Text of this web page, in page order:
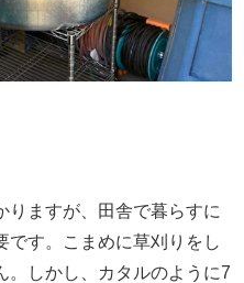
りますが、田舎で暮らすに
です。こまめに草刈りをし
。しかし、カタルのように7